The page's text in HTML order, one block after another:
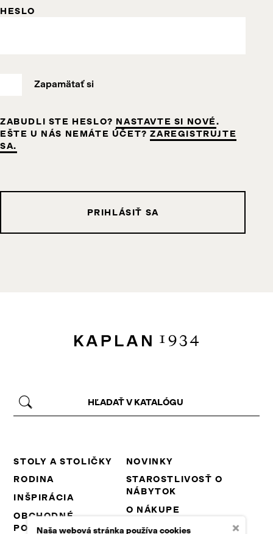
HESLO
Zapamätať si
ZABUDLI STE HESLO? NASTAVTE SI NOVÉ.
EŠTE U NÁS NEMÁTE ÚČET?ZAREGISTRUJTE
SA.
PRIHLÁSIŤ SA
STOLY A STOLIČKY
RODINA
INŠPIRÁCIA
OBCHODNÉ
PODMIENKY
NOVINKY
STAROSTLIVOSŤ O
NÁBYTOK
O NÁKUPE
NA STIAHNUTIE
Naša webová stránka používa cookies ×